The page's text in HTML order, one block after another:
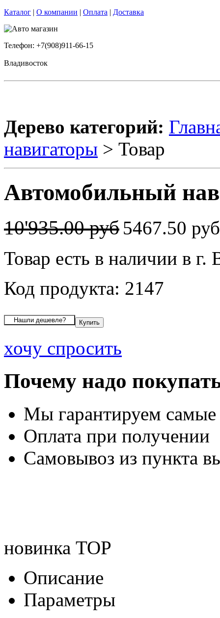
Каталог | О компании | Оплата | Доставка
Телефон: +7(908)911-66-15
Владивосток
Дерево категорий:
навигаторы > Товар
Автомобильный
10'935.00 руб 5467.50
Товар есть в наличии в г.
Код продукта: 2147
хочу спросить
Почему надо
Мы гарантируем
Оплата при получении
Самовывоз из пункта
новинка TOP
Описание
Параметры